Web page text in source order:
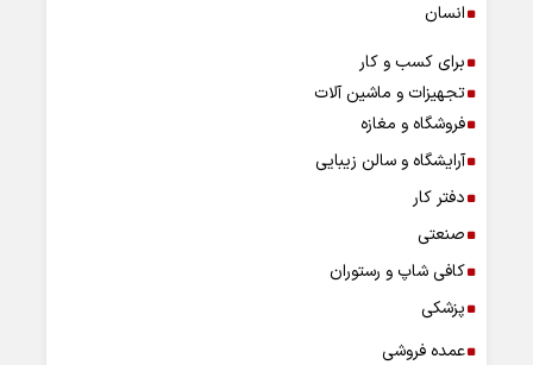
انسان
برای کسب و کار
تجهیزات و ماشین آلات
فروشگاه و مغازه
آرایشگاه و سالن زیبایی
دفتر کار
صنعتی
کافی شاپ و رستوران
پزشکی
عمده فروشی